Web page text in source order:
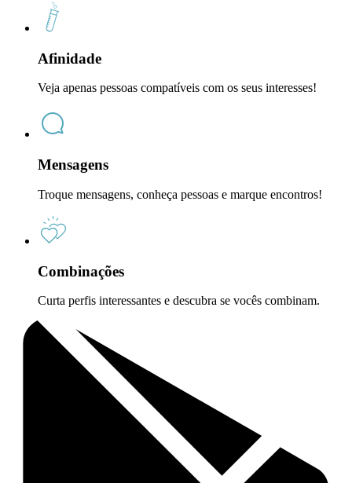
Afinidade
Veja apenas pessoas compatíveis com os seus interesses!
Mensagens
Troque mensagens, conheça pessoas e marque encontros!
Combinações
Curta perfis interessantes e descubra se vocês combinam.